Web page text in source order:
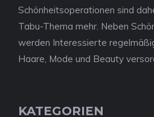
Schönheitsoperationen sind
Tabu-Thema mehr. Neben
werden Interessierte
Haare, Mode und Beauty
KATEGORIEN